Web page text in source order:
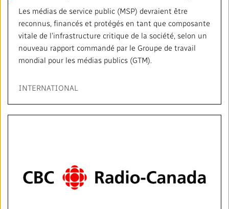
Les médias de service public (MSP) devraient être
reconnus, financés et protégés en tant que composante
vitale de l’infrastructure critique de la société, selon un
nouveau rapport commandé par le Groupe de travail
mondial pour les médias publics (GTM).
INTERNATIONAL